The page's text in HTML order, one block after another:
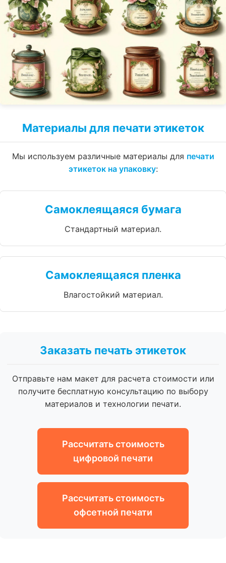
Материалы для печати этикеток
Мы используем различные материалы для печати
этикеток на упаковку:
Самоклеящаяся бумага
Стандартный материал.
Самоклеящаяся пленка
Влагостойкий материал.
Заказать печать этикеток
Отправьте нам макет для расчета стоимости или
получите бесплатную консультацию по выбору
материалов и технологии печати.
Рассчитать стоимость
цифровой печати
Рассчитать стоимость
офсетной печати